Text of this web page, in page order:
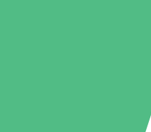
Individuelle